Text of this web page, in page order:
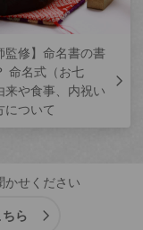
監修】命名書の書
命名式（お七
来や食事、内祝い
について
かせください
ら